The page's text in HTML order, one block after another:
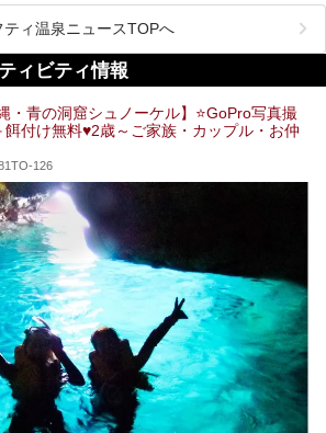
。
は全国各地の温泉地にありますが、特に九州地方は
化が古くから発展し、質・量ともに大変充実。九州
王国”といっても決して過言では無いでしょう。
元在住の九州の温泉ライターである筆者が過去入浴
ら、源泉かけ流しと泉質の良さにこだわって九州の
参考にされてみて下さい！
ティ温泉ニュースTOPへ
ィビティ情報
・青の洞窟シュノーケル】⭐GoPro写真撮
付け無料♥️2歳～ご家族・カップル・お仲
126